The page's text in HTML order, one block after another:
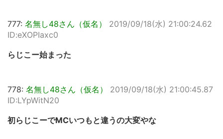
777: 名無し48さん（仮名）
2019/09/18(水) 21:00:24.62
ID:eXOPIaxc0
らじこー始まった
778: 名無し48さん（仮名）
2019/09/18(水) 21:00:45.87
ID:LYpWitN20
初らじこーでMCいつもと違うの大変やな